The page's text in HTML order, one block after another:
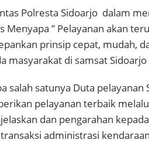
Polresta Sidoarjo dalam
Menyapa ” Pelayanan akan
prinsip cepat, mudah,
masyarakat di samsat
salah satunya Duta pelayanan
pelayanan terbaik
dan pengarahan
administrasi